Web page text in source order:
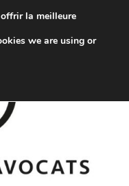
la meilleure
we are using or
bannière des cookies